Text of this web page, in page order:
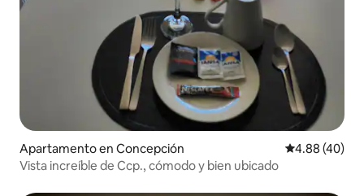
Apartamento en Concepción Calificación
4.88 (40)
Vista increíble de Ccp., cómodo y bien ubicado